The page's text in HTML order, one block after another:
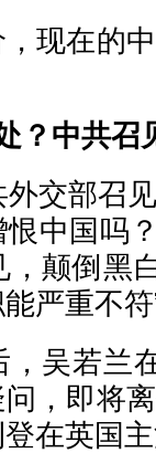
现在的
？中共召
交部召
恨中国吗
颠倒黑
严重不
吴若兰
，即将
在英国